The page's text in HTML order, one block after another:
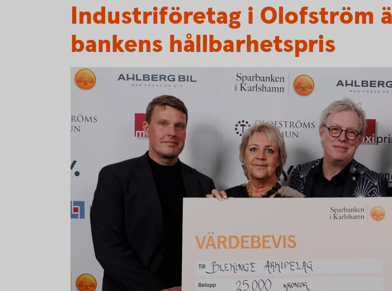
Industriföretag i Olofström
bankens hållbarhetspris